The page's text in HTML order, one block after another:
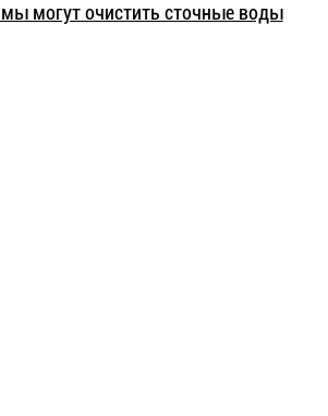
могут очистить сточные воды